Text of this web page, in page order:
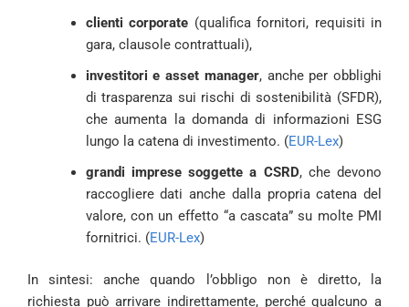
clienti corporate (qualifica fornitori, requisiti in
gara, clausole contrattuali),
investitori e asset manager, anche per obblighi
di trasparenza sui rischi di sostenibilità (SFDR),
che aumenta la domanda di informazioni ESG
lungo la catena di investimento. (EUR-Lex)
grandi imprese soggette a CSRD, che devono
raccogliere dati anche dalla propria catena del
valore, con un effetto “a cascata” su molte PMI
fornitrici. (EUR-Lex)
In sintesi: anche quando l’obbligo non è diretto, la
richiesta può arrivare indirettamente, perché qualcuno a